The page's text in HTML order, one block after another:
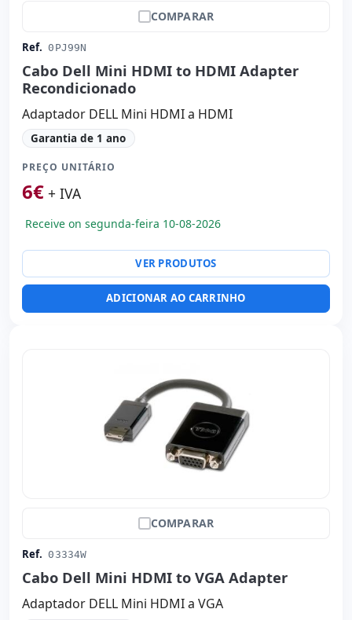
COMPARAR
Ref. 0PJ99N
Cabo Dell Mini HDMI to HDMI Adapter
Recondicionado
Adaptador DELL Mini HDMI a HDMI
Garantia de 1 ano
PREÇO UNITÁRIO
6€ + IVA
Receive on segunda-feira 10-08-2026
VER PRODUTOS
ADICIONAR AO CARRINHO
COMPARAR
Ref. 03334W
Cabo Dell Mini HDMI to VGA Adapter
Adaptador DELL Mini HDMI a VGA